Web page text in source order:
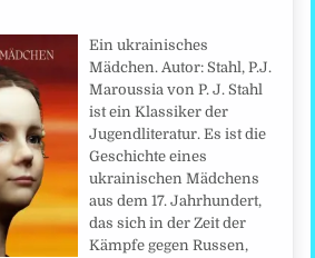
Ein ukrainisches
Mädchen. Autor: Stahl, P.J.
Maroussia von P. J. Stahl
ist ein Klassiker der
Jugendliteratur. Es ist die
Geschichte eines
ukrainischen Mädchens
aus dem 17. Jahrhundert,
das sich in der Zeit der
Kämpfe gegen Russen,